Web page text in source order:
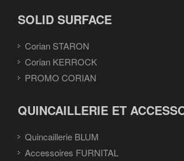
SOLID SURFACE
Corian STARON
Corian KERROCK
PROMO CORIAN
QUINCAILLERIE ET
Quincaillerie BLUM
Accessoires FURNITAL